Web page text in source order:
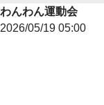
わんわん運動会
2026/05/19 05:00